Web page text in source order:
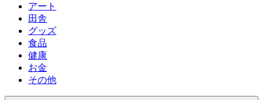
アート
田舎
グッズ
食品
健康
お金
その他